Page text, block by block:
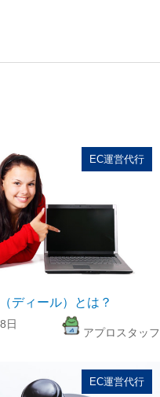
EC運営代行
ディール）とは？
日
アプロスタッフ
EC運営代行